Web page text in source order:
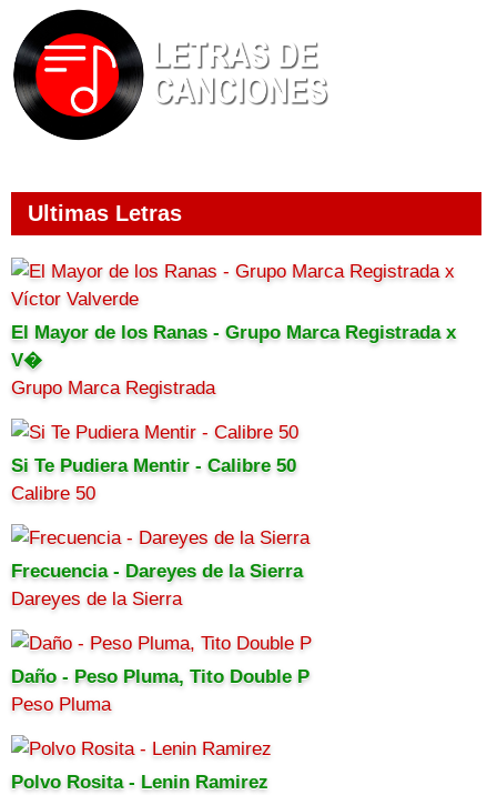
Ultimas Letras
El Mayor de los Ranas - Grupo Marca Registrada x
V�
Grupo Marca Registrada
Si Te Pudiera Mentir - Calibre 50
Calibre 50
Frecuencia - Dareyes de la Sierra
Dareyes de la Sierra
Daño - Peso Pluma, Tito Double P
Peso Pluma
Polvo Rosita - Lenin Ramirez